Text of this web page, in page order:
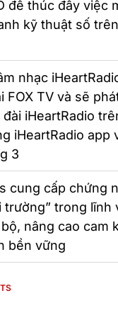
để thúc đẩy việc
kỹ thuật số
nhạc
FOX TV và sẽ
iHeartRadio
iHeartRadio app
3
cung cấp chứng
trường” trong lĩnh
nâng cao cam
bền vững